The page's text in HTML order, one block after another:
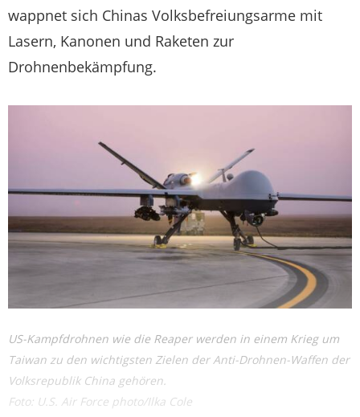
wappnet sich Chinas Volksbefreiungsarme mit
Lasern, Kanonen und Raketen zur
Drohnenbekämpfung.
US-Kampfdrohnen wie die Reaper werden in einem Krieg um
Taiwan zu den wichtigsten Zielen der Anti-Drohnen-Waffen der
Volksrepublik China gehören.
Foto: U.S. Air Force photo/Ilka Cole